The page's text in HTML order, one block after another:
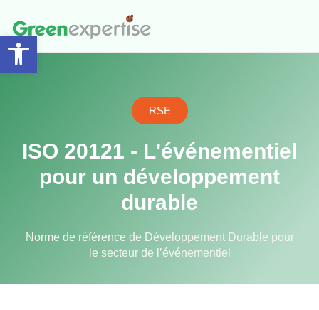
RSE
ISO 20121 - L'événementiel
pour un développement
durable
Norme de référence de Développement Durable pour
le secteur de l’événementiel
Ouvrir la barre d’outils